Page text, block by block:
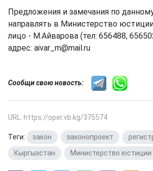
Предложения и замечания по
направлять в Министерство
лицо - М.Айварова (тел: 656488,
адрес: aivar_m@mail.ru
Сообщи свою новость:
URL: https://oper.vb.kg/375574
Теги: закон законопроект
Кыргызстан
Министерство юстиции